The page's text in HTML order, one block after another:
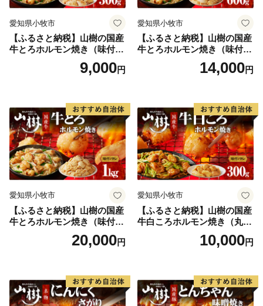
宍粟市の４町それぞれについて特色ある文化もお伝えし
たいところですが、たくさんある魅力を伝えきることは
難しく、
ふるさと納税返礼品をとおして、より具体的に宍粟の魅
愛知県小牧市
【ふるさと納税】山樹の国産
牛とろホルモン焼き（味付/
9,000円
愛知県小牧市
【ふるさと納税】山樹の国産
牛とろホルモン焼き（味付/
タレ） 600g ホルモン 肉
牛肉 山樹 国産牛 とろホルモ
タレ にんにく バーベキュー
BBQ 炒め物 ホルモン丼 野菜
炒め 焼きうどん 下処理済み
愛知県 小牧市 冷凍 送料無料
14,000円
愛知県小牧市
【ふるさと納税】山樹の国産
牛とろホルモン焼き（味付
20,000円
愛知県小牧市
【ふるさと納税】山樹の国産
牛白ころホルモン焼き（丸
腸）味付 300g 肉 牛肉 山
樹 国産牛 白ころホルモン焼
ベキュー 炒め物 ホルモン丼
野菜炒め 焼きうどん 下処理
済み 愛知県 小牧市 送料無料
10,000円